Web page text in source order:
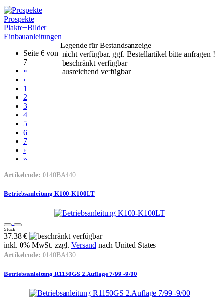
Prospekte
Plakte+Bilder
Einbauanleitungen
Legende für Bestandsanzeige
nicht verfügbar, ggf. Bestellartikel bitte anfragen !
beschränkt verfügbar
ausreichend verfügbar
Seite 6 von
7
«
‹
1
2
3
4
5
6
7
›
»
Artikelcode: 0140BA440
Betriebsanleitung K100-K100LT
Stück
37.38 €
inkl. 0% MwSt. zzgl. Versand nach United States
Artikelcode: 0140BA430
Betriebsanleitung R1150GS 2.Auflage 7/99 -9/00